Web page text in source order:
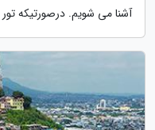
آشنا می شویم. درصورتیکه تور